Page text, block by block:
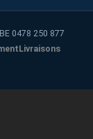
0478 250 877
Livraisons